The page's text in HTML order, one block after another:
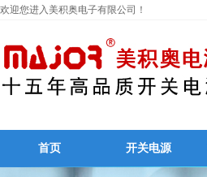
欢迎您进入美积奥电子有限公司！
首页 开关电源